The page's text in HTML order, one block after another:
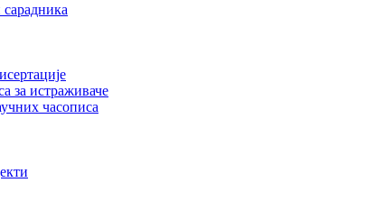
за истраживаче
часописа